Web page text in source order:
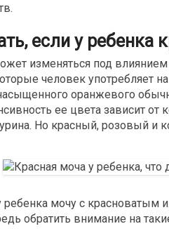
если у ребенка
изменяться под
человек употребляет
оранжевого
ее цвета зависит
Но красный, розовый и
мочу с красноватым
обратить внимание на